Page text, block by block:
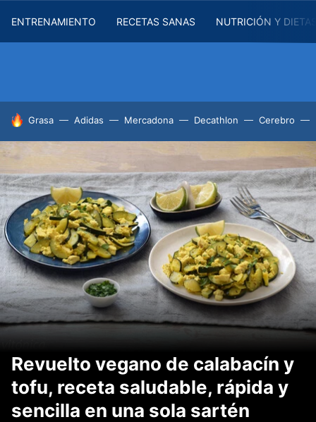
ENTRENAMIENTO RECETAS SANAS NUTRICIÓN Y
HOY SE HABLA DE
Grasa Adidas Mercadona Decathlon Cerebro
Revuelto vegano de calabacín y
tofu, receta saludable, rápida y
sencilla en una sola sartén